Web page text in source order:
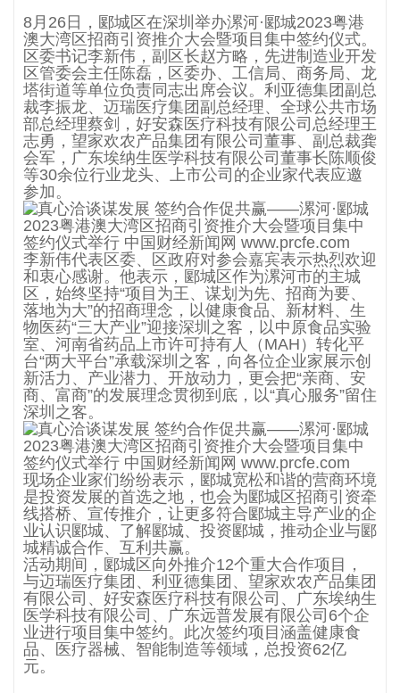
8月26日，郾城区在深圳举办漯河·郾城2023粤港
澳大湾区招商引资推介大会暨项目集中签约仪式。
区委书记李新伟，副区长赵方略，先进制造业开发
区管委会主任陈磊，区委办、工信局、商务局、龙
塔街道等单位负责同志出席会议。利亚德集团副总
裁李振龙、迈瑞医疗集团副总经理、全球公共市场
部总经理蔡剑，好安森医疗科技有限公司总经理王
志勇，望家欢农产品集团有限公司董事、副总裁龚
会军，广东埃纳生医学科技有限公司董事长陈顺俊
等30余位行业龙头、上市公司的企业家代表应邀
参加。
李新伟代表区委、区政府对参会嘉宾表示热烈欢迎
和衷心感谢。他表示，郾城区作为漯河市的主城
区，始终坚持“项目为王、谋划为先、招商为要、
落地为大”的招商理念，以健康食品、新材料、生
物医药“三大产业”迎接深圳之客，以中原食品实验
室、河南省药品上市许可持有人（MAH）转化平
台“两大平台”承载深圳之客，向各位企业家展示创
新活力、产业潜力、开放动力，更会把“亲商、安
商、富商”的发展理念贯彻到底，以“真心服务”留住
深圳之客。
现场企业家们纷纷表示，郾城宽松和谐的营商环境
是投资发展的首选之地，也会为郾城区招商引资牵
线搭桥、宣传推介，让更多符合郾城主导产业的企
业认识郾城、了解郾城、投资郾城，推动企业与郾
城精诚合作、互利共赢。
活动期间，郾城区向外推介12个重大合作项目，
与迈瑞医疗集团、利亚德集团、望家欢农产品集团
有限公司、好安森医疗科技有限公司、广东埃纳生
医学科技有限公司、广东远普发展有限公司6个企
业进行项目集中签约。此次签约项目涵盖健康食
品、医疗器械、智能制造等领域，总投资62亿
元。